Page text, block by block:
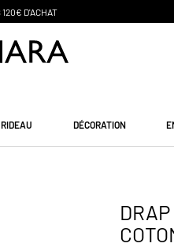
PAIEMENT EN 3 SANS FRAIS
RIDEAU DÉCORATION